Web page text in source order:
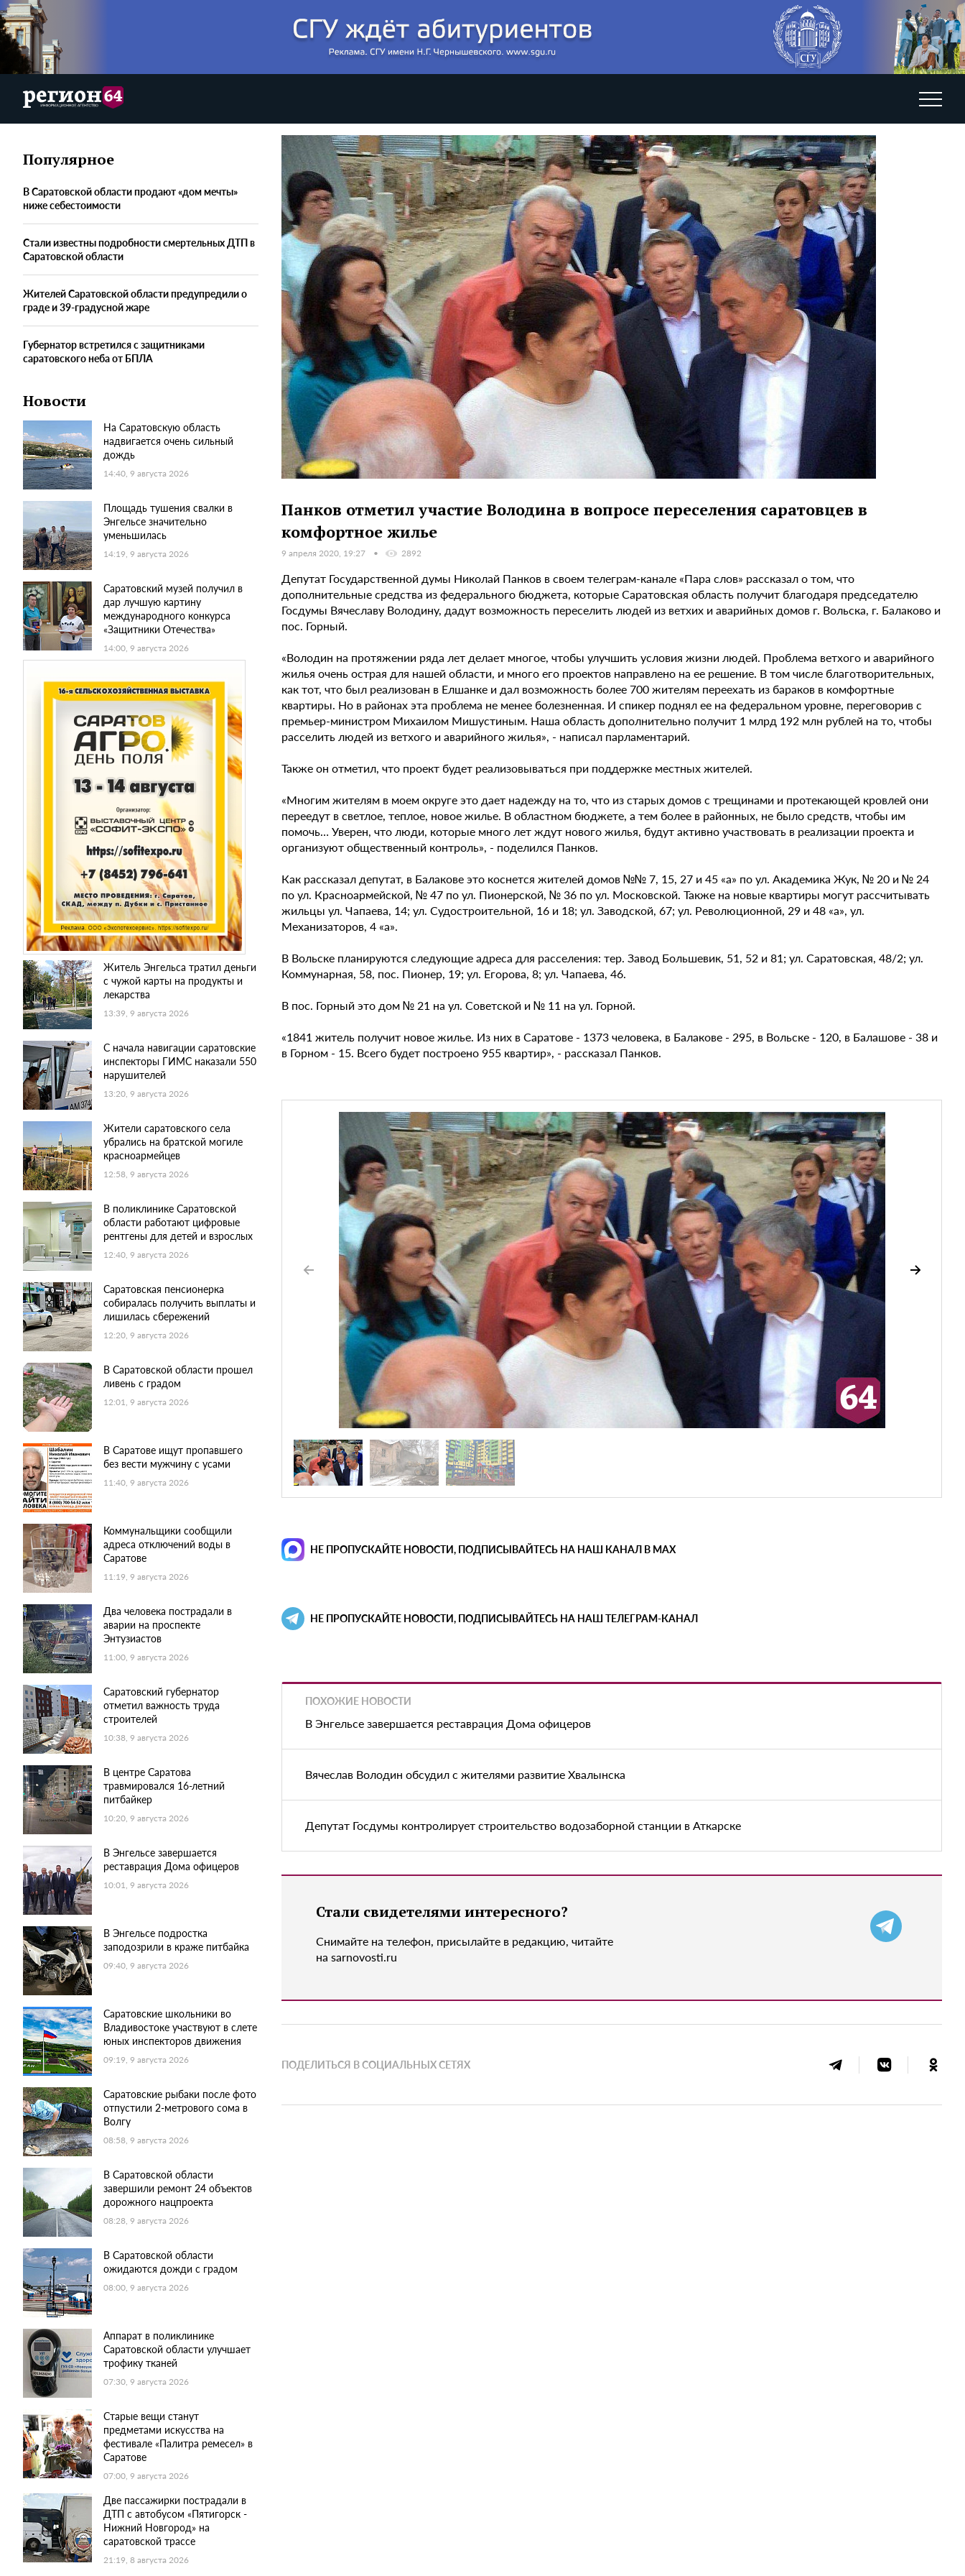
Популярное
В Саратовской области продают «дом мечты»
ниже себестоимости
Стали известны подробности смертельных ДТП в
Саратовской области
Жителей Саратовской области предупредили о
граде и 39-градусной жаре
Губернатор встретился с защитниками
саратовского неба от БПЛА
Новости
На Саратовскую область
надвигается очень сильный
дождь
14:40, 9 августа 2026
Площадь тушения свалки в
Энгельсе значительно
уменьшилась
14:19, 9 августа 2026
Саратовский музей получил в
дар лучшую картину
международного конкурса
«Защитники Отечества»
14:00, 9 августа 2026
Житель Энгельса тратил деньги
с чужой карты на продукты и
лекарства
13:39, 9 августа 2026
С начала навигации саратовские
инспекторы ГИМС наказали 550
нарушителей
13:20, 9 августа 2026
Жители саратовского села
убрались на братской могиле
красноармейцев
12:58, 9 августа 2026
В поликлинике Саратовской
области работают цифровые
рентгены для детей и взрослых
12:40, 9 августа 2026
Саратовская пенсионерка
собиралась получить выплаты и
лишилась сбережений
12:20, 9 августа 2026
В Саратовской области прошел
ливень с градом
12:01, 9 августа 2026
В Саратове ищут пропавшего
без вести мужчину с усами
11:40, 9 августа 2026
Коммунальщики сообщили
адреса отключений воды в
Саратове
11:19, 9 августа 2026
Два человека пострадали в
аварии на проспекте
Энтузиастов
11:00, 9 августа 2026
Саратовский губернатор
отметил важность труда
строителей
10:38, 9 августа 2026
В центре Саратова
травмировался 16-летний
питбайкер
10:20, 9 августа 2026
В Энгельсе завершается
реставрация Дома офицеров
10:01, 9 августа 2026
В Энгельсе подростка
заподозрили в краже питбайка
09:40, 9 августа 2026
Саратовские школьники во
Владивостоке участвуют в слете
юных инспекторов движения
09:19, 9 августа 2026
Саратовские рыбаки после фото
отпустили 2-метрового сома в
Волгу
08:58, 9 августа 2026
В Саратовской области
завершили ремонт 24 объектов
дорожного нацпроекта
08:28, 9 августа 2026
В Саратовской области
ожидаются дожди с градом
08:00, 9 августа 2026
Аппарат в поликлинике
Саратовской области улучшает
трофику тканей
07:30, 9 августа 2026
Старые вещи станут
предметами искусства на
фестивале «Палитра ремесел» в
Саратове
07:00, 9 августа 2026
Две пассажирки пострадали в
ДТП с автобусом «Пятигорск -
Нижний Новгород» на
саратовской трассе
21:19, 8 августа 2026
Панков отметил участие Володина в вопросе переселения саратовцев в
комфортное жилье
9 апреля 2020, 19:27 2892
Депутат Государственной думы Николай Панков в своем телеграм-канале «Пара слов» рассказал о том, что
дополнительные средства из федерального бюджета, которые Саратовская область получит благодаря председателю
Госдумы Вячеславу Володину, дадут возможность переселить людей из ветхих и аварийных домов г. Вольска, г. Балаково и
пос. Горный.
«Володин на протяжении ряда лет делает многое, чтобы улучшить условия жизни людей. Проблема ветхого и аварийного
жилья очень острая для нашей области, и много его проектов направлено на ее решение. В том числе благотворительных,
как тот, что был реализован в Елшанке и дал возможность более 700 жителям переехать из бараков в комфортные
квартиры. Но в районах эта проблема не менее болезненная. И спикер поднял ее на федеральном уровне, переговорив с
премьер-министром Михаилом Мишустиным. Наша область дополнительно получит 1 млрд 192 млн рублей на то, чтобы
расселить людей из ветхого и аварийного жилья», - написал парламентарий.
Также он отметил, что проект будет реализовываться при поддержке местных жителей.
«Многим жителям в моем округе это дает надежду на то, что из старых домов с трещинами и протекающей кровлей они
переедут в светлое, теплое, новое жилье. В областном бюджете, а тем более в районных, не было средств, чтобы им
помочь… Уверен, что люди, которые много лет ждут нового жилья, будут активно участвовать в реализации проекта и
организуют общественный контроль», - поделился Панков.
Как рассказал депутат, в Балакове это коснется жителей домов №№ 7, 15, 27 и 45 «а» по ул. Академика Жук, № 20 и № 24
по ул. Красноармейской, № 47 по ул. Пионерской, № 36 по ул. Московской. Также на новые квартиры могут рассчитывать
жильцы ул. Чапаева, 14; ул. Судостроительной, 16 и 18; ул. Заводской, 67; ул. Революционной, 29 и 48 «а», ул.
Механизаторов, 4 «а».
В Вольске планируются следующие адреса для расселения: тер. Завод Большевик, 51, 52 и 81; ул. Саратовская, 48/2; ул.
Коммунарная, 58, пос. Пионер, 19; ул. Егорова, 8; ул. Чапаева, 46.
В пос. Горный это дом № 21 на ул. Советской и № 11 на ул. Горной.
«1841 житель получит новое жилье. Из них в Саратове - 1373 человека, в Балакове - 295, в Вольске - 120, в Балашове - 38 и
в Горном - 15. Всего будет построено 955 квартир», - рассказал Панков.
НЕ ПРОПУСКАЙТЕ НОВОСТИ, ПОДПИСЫВАЙТЕСЬ НА НАШ КАНАЛ В MAX
НЕ ПРОПУСКАЙТЕ НОВОСТИ, ПОДПИСЫВАЙТЕСЬ НА НАШ ТЕЛЕГРАМ-КАНАЛ
ПОХОЖИЕ НОВОСТИ
В Энгельсе завершается реставрация Дома офицеров
Вячеслав Володин обсудил с жителями развитие Хвалынска
Депутат Госдумы контролирует строительство водозаборной станции в Аткарске
Стали свидетелями интересного?
Снимайте на телефон, присылайте в редакцию, читайте
на sarnovosti.ru
ПОДЕЛИТЬСЯ В СОЦИАЛЬНЫХ СЕТЯХ